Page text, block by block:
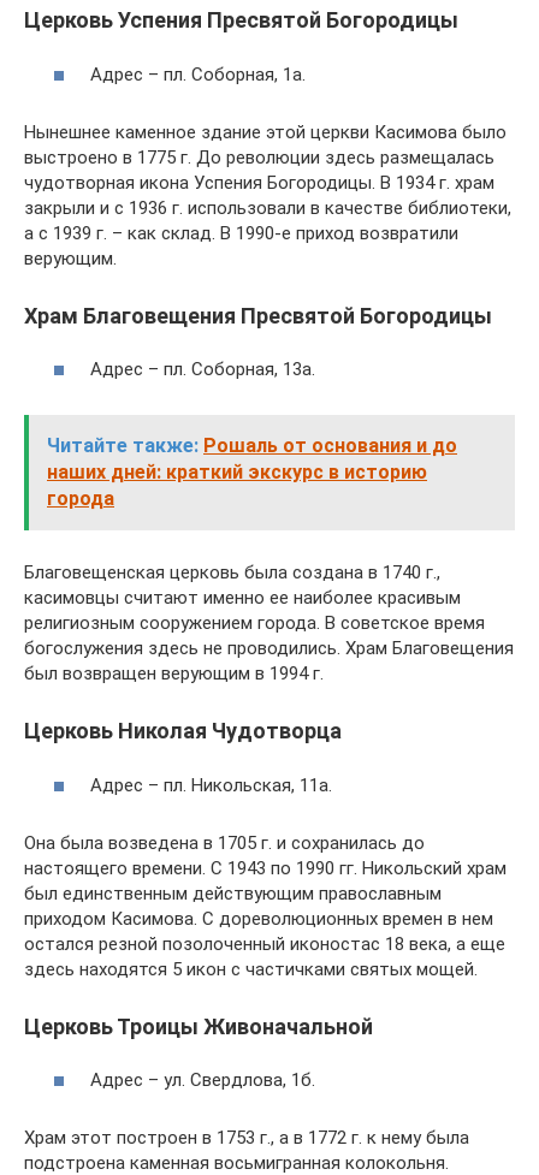
Церковь Успения Пресвятой Богородицы
Адрес – пл. Соборная, 1а.
Нынешнее каменное здание этой церкви Касимова было
выстроено в 1775 г. До революции здесь размещалась
чудотворная икона Успения Богородицы. В 1934 г. храм
закрыли и с 1936 г. использовали в качестве библиотеки,
а с 1939 г. – как склад. В 1990-е приход возвратили
верующим.
Храм Благовещения Пресвятой Богородицы
Адрес – пл. Соборная, 13а.
Читайте также: Рошаль от основания и до
наших дней: краткий экскурс в историю
города
Благовещенская церковь была создана в 1740 г.,
касимовцы считают именно ее наиболее красивым
религиозным сооружением города. В советское время
богослужения здесь не проводились. Храм Благовещения
был возвращен верующим в 1994 г.
Церковь Николая Чудотворца
Адрес – пл. Никольская, 11а.
Она была возведена в 1705 г. и сохранилась до
настоящего времени. С 1943 по 1990 гг. Никольский храм
был единственным действующим православным
приходом Касимова. С дореволюционных времен в нем
остался резной позолоченный иконостас 18 века, а еще
здесь находятся 5 икон с частичками святых мощей.
Церковь Троицы Живоначальной
Адрес – ул. Свердлова, 1б.
Храм этот построен в 1753 г., а в 1772 г. к нему была
подстроена каменная восьмигранная колокольня.